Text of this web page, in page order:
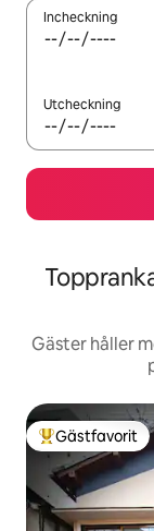
Incheckning
Utcheckning
Gäster håller
Populär
Gästfavorit